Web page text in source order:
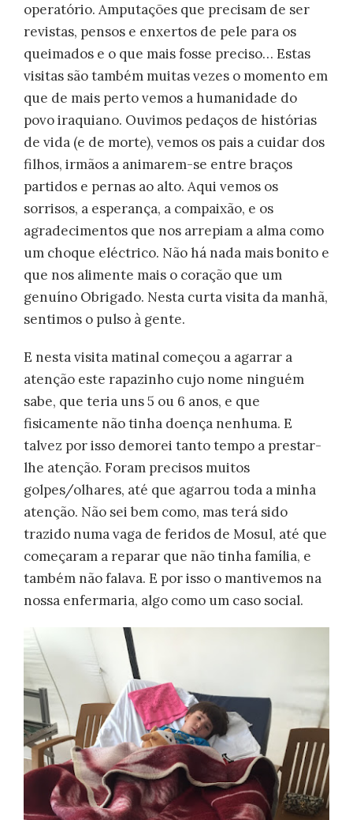
operatório. Amputações que precisam de ser
revistas, pensos e enxertos de pele para os
queimados e o que mais fosse preciso… Estas
visitas são também muitas vezes o momento em
que de mais perto vemos a humanidade do
povo iraquiano. Ouvimos pedaços de histórias
de vida (e de morte), vemos os pais a cuidar dos
filhos, irmãos a animarem-se entre braços
partidos e pernas ao alto. Aqui vemos os
sorrisos, a esperança, a compaixão, e os
agradecimentos que nos arrepiam a alma como
um choque eléctrico. Não há nada mais bonito e
que nos alimente mais o coração que um
genuíno Obrigado. Nesta curta visita da manhã,
sentimos o pulso à gente.
E nesta visita matinal começou a agarrar a
atenção este rapazinho cujo nome ninguém
sabe, que teria uns 5 ou 6 anos, e que
fisicamente não tinha doença nenhuma. E
talvez por isso demorei tanto tempo a prestar-
lhe atenção. Foram precisos muitos
golpes/olhares, até que agarrou toda a minha
atenção. Não sei bem como, mas terá sido
trazido numa vaga de feridos de Mosul, até que
começaram a reparar que não tinha família, e
também não falava. E por isso o mantivemos na
nossa enfermaria, algo como um caso social.